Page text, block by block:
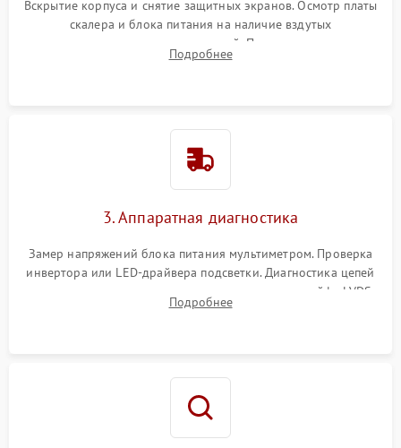
защиты от замыкания
1000 ₽
Поломка системы защиты
Вскрытие корпуса и снятие защитных экранов. Осмотр платы
скалера и блока питания на наличие вздутых
конденсаторов, прогаров, окислений. Проверка надежности
контактов и целостности шлейфов матрицы.
Подробнее
3. Аппаратная диагностика
Замер напряжений блока питания мультиметром. Проверка
инвертора или LED-драйвера подсветки. Диагностика цепей
питания скалера и тестирование сигналов на шлейфе LVDS
Подробнее